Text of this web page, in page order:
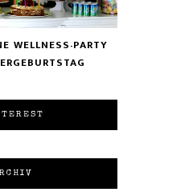
WELLNESS-PARTY